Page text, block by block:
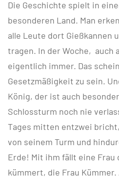
Die Geschichte spielt in
besonderen Land. Man
alle Leute dort Gießkannen
tragen. In der Woche, auch
eigentlich immer. Das
Gesetzmäßigkeit zu sein.
König, der ist auch
Schlossturm noch nie
Tages mitten entzwei
von seinem Turm und
Erde! Mit ihm fällt eine Frau
kümmert, die Frau